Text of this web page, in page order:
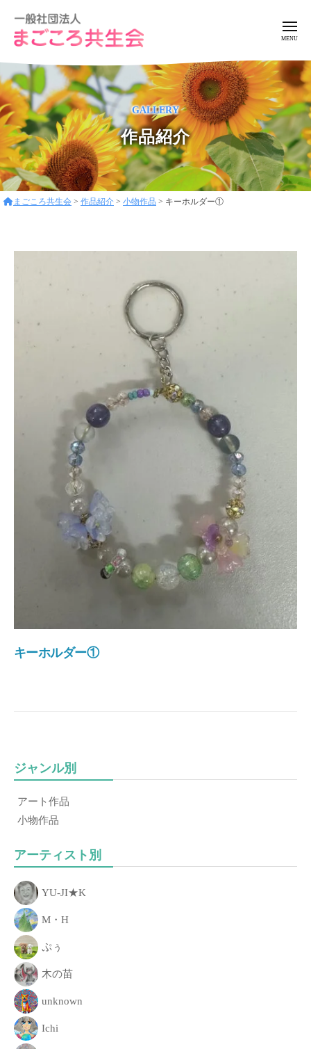
ン
ツ
へ
ス
キ
ッ
プ
般
社
団
法
人
ま
ご
共
ッ
ト
ホ
ー
ム
な
環
境
レ
ー
る
た
一
歩
を
手
伝
い
致
し
ま
す
。
メ
ニ
ー
GALLERY
作品紹介
まごころ共生会 > 作品紹介 > 小物作品 > キーホルダー①
キーホルダー①
ジャンル別
アート作品
小物作品
アーティスト別
YU-JI★K
M・H
ぷぅ
木の苗
unknown
Ichi
般
社
団
法
人
ま
ご
こ
ろ
共
生
会